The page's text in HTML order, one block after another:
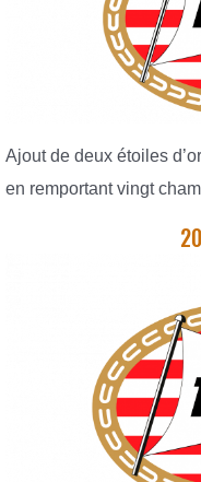
Ajout de deux étoiles
en remportant vingt